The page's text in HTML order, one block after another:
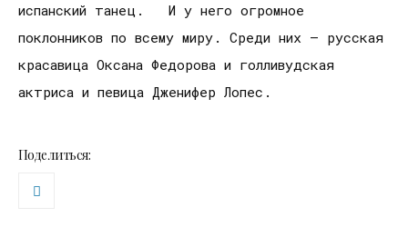
испанский танец. И у него огромное
поклонников по всему миру. Среди них – русская
красавица Оксана Федорова и голливудская
актриса и певица Дженифер Лопес.
Поделиться: